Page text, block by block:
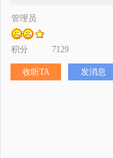
管理员
积分 7129
收听TA 发消息